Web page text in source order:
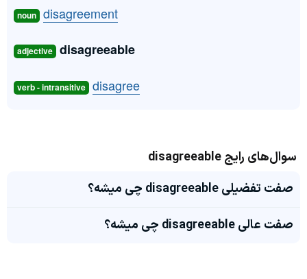
noun disagreement
adjective disagreeable
verb - intransitive disagree
سوال‌های رایج disagreeable
صفت تفضیلی disagreeable چی میشه؟
صفت عالی disagreeable چی میشه؟